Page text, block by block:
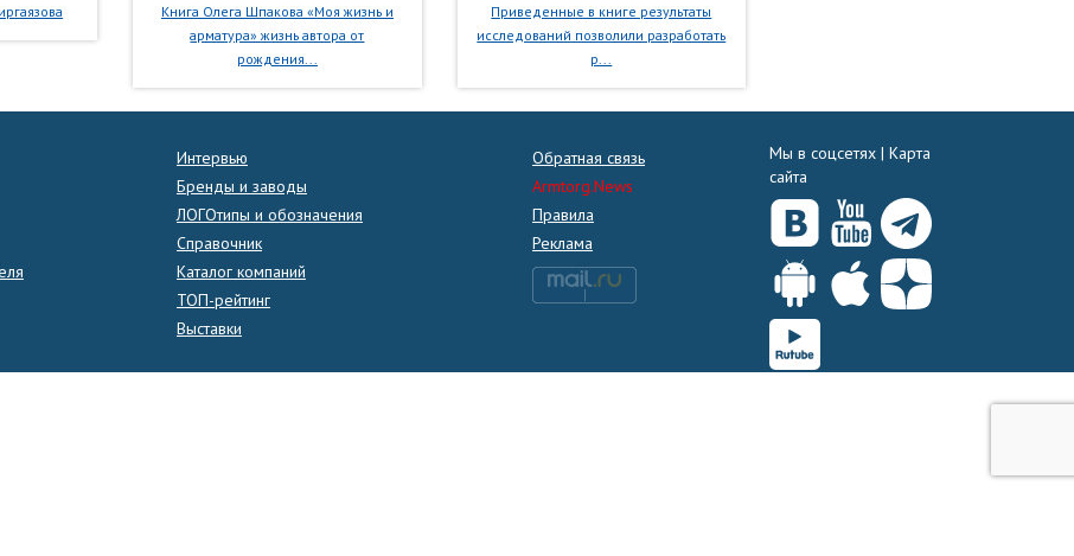
Книга Олега Шпакова «Моя жизнь и
арматура» жизнь автора от
рождения...
Приведенные в книге результаты
исследований позволили разработать
р...
Интервью
Бренды и заводы
ЛОГОтипы и обозначения
Справочник
Каталог компаний
ТОП-рейтинг
Выставки
Обратная связь
Armtorg.News
Правила
Реклама
Мы в соцсетях | Карта
сайта